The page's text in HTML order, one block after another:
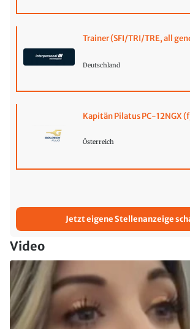
Trainer (SFI/TRI/TRE, all
Deutschland
Kapitän Pilatus PC-12NGX
Österreich
Jetzt eigene Stellenanzeige
Video